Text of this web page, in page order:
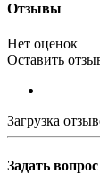
Отзывы
Нет оценок
Оставить
Загрузка
Задать вопрос